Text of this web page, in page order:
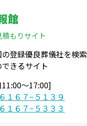
もりサイト
登録優良葬儀社を検索
きるサイト
〜17:00]
１６７−５１３９
１６７−５３３３